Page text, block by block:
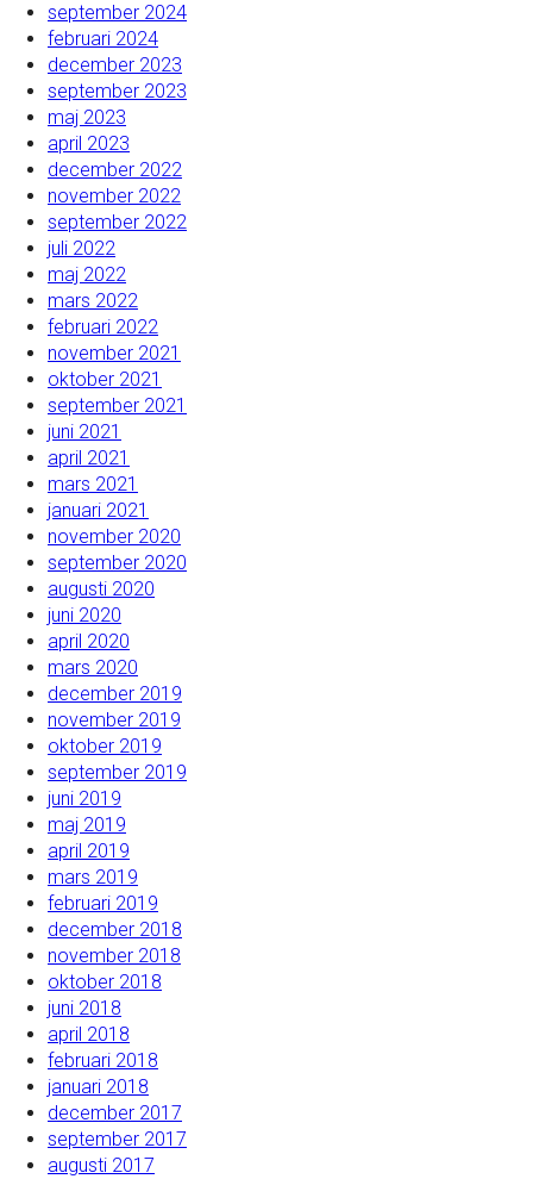
september 2024
februari 2024
december 2023
september 2023
maj 2023
april 2023
december 2022
november 2022
september 2022
juli 2022
maj 2022
mars 2022
februari 2022
november 2021
oktober 2021
september 2021
juni 2021
april 2021
mars 2021
januari 2021
november 2020
september 2020
augusti 2020
juni 2020
april 2020
mars 2020
december 2019
november 2019
oktober 2019
september 2019
juni 2019
maj 2019
april 2019
mars 2019
februari 2019
december 2018
november 2018
oktober 2018
juni 2018
april 2018
februari 2018
januari 2018
december 2017
september 2017
augusti 2017